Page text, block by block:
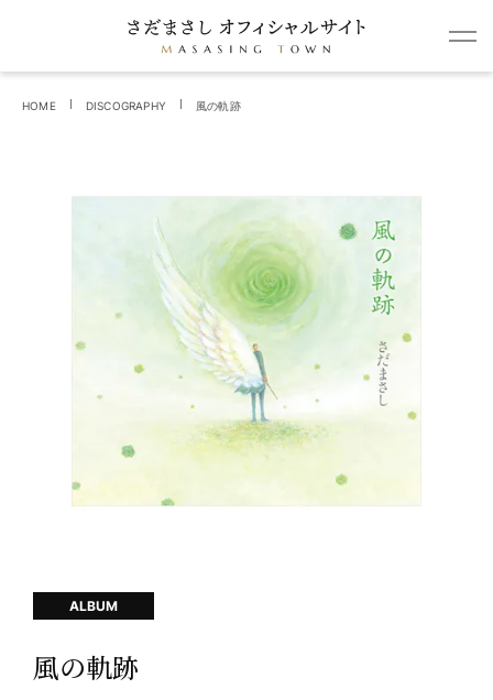
HOME DISCOGRAPHY 風の軌跡
ALBUM
風の軌跡